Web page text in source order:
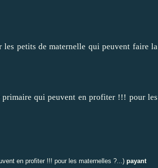
les petits de maternelle qui peuvent faire la
primaire qui peuvent en profiter !!! pour les
en profiter !!! pour les maternelles ?...) payant